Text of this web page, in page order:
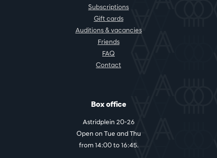
Subscriptions
Gift cards
Auditions & vacancies
Friends
FAQ
Contact
Box office
Astridplein 20-26
Open on Tue and Thu
from 14:00 to 16:45.